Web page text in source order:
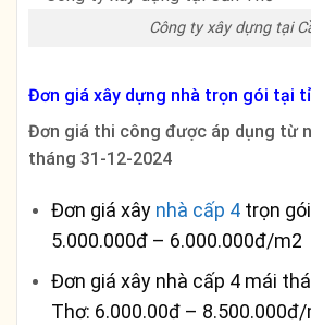
Công ty xây dựng tại
Đơn giá xây dựng nhà trọn gói tại
Đơn giá thi công được áp dụng từ
tháng 31-12-2024
Đơn giá xây nhà cấp 4trọn
5.000.000đ – 6.000.000đ/m2
Đơn giá xây nhà cấp 4 mái
Thơ: 6.000.00đ –